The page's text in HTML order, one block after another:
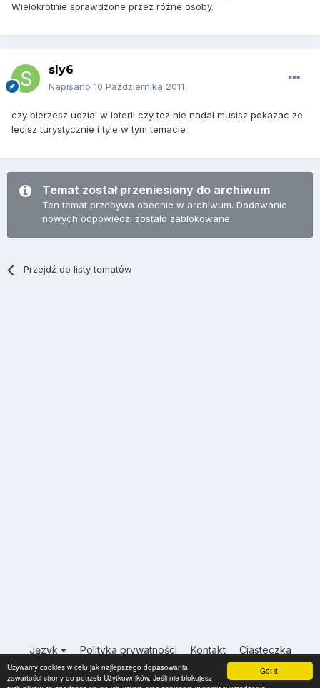
Got it!
Używamy cookies w celu jak najlepszego dopasowania
zawartości strony do potrzeb Użytkowników. Jeśli nie blokujesz
Wielokrotnie sprawdzone przez różne osoby.
sly6
Napisano 10 Października 2011
czy bierzesz udzial w loterii czy tez nie nadal musisz pokazac ze
lecisz turystycznie i tyle w tym temacie
Temat został przeniesiony do archiwum
Ten temat przebywa obecnie w archiwum. Dodawanie
nowych odpowiedzi zostało zablokowane.
Przejdź do listy tematów
Język Polityka prywatności Kontakt Ciasteczka
USA.INFO.PL
Powered by Invision Community